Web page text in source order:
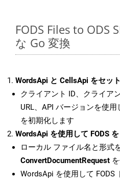
FODS Files to ODS
な Go 変換
WordsApi と CellsApi をセッ
クライアント ID、クライア
URL、API バージョンを使用
を初期化します
WordsApi を使用して FODS
ローカル ファイル名と形式
ConvertDocumentRequest
WordsApi を使用して FODS